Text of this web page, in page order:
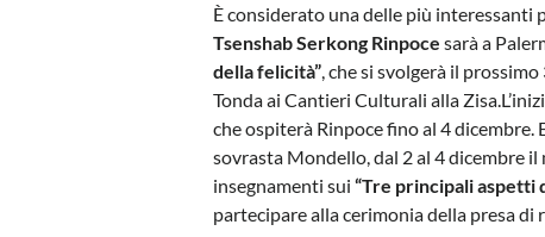
È considerato una delle più
Tsenshab Serkong Rinpoce sarà a
della felicità” , che si svolgerà il
Tonda ai Cantieri Culturali alla
che ospiterà Rinpoce fino al 4 dicembre.
sovrasta Mondello, dal 2 al 4 dicembre
insegnamenti sui“Tre principali aspetti
partecipare alla cerimonia della presa di